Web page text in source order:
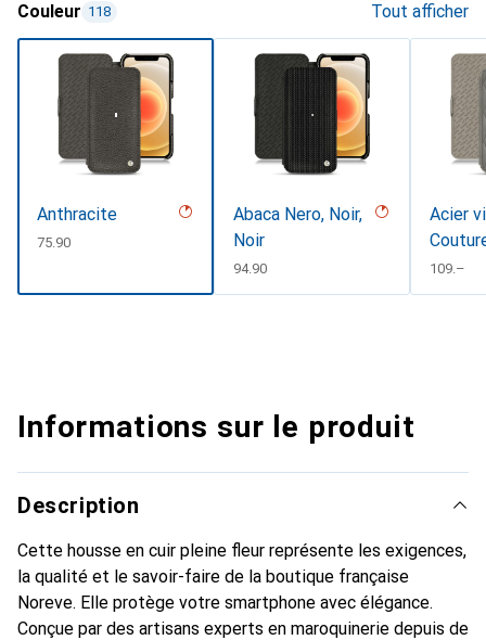
Couleur 118 Tout afficher
Anthracite
CHF
75.90
Abaca Nero, Noir,
Noir
CHF
94.90
Acier
CHF
109.–
Informations sur le produit
Description
Cette housse en cuir pleine fleur représente les exigences,
la qualité et le savoir-faire de la boutique française
Noreve. Elle protège votre smartphone avec élégance.
Conçue par des artisans experts en maroquinerie depuis de